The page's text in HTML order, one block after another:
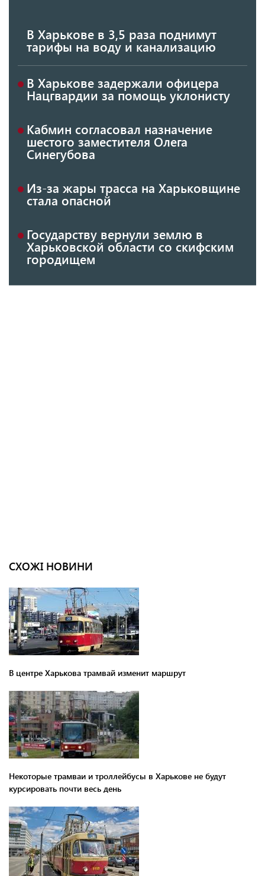
В Харькове в 3,5 раза поднимут
тарифы на воду и канализацию
В Харькове задержали офицера
Нацгвардии за помощь уклонисту
Кабмин согласовал назначение
шестого заместителя Олега
Синегубова
Из-за жары трасса на Харьковщине
стала опасной
Государству вернули землю в
Харьковской области со скифским
городищем
СХОЖІ НОВИНИ
В центре Харькова трамвай изменит маршрут
Некоторые трамваи и троллейбусы в Харькове не будут
курсировать почти весь день